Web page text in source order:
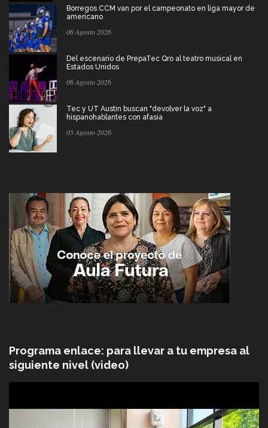
Borregos CCM van por el campeonato en liga mayor de
americano
06 Agosto 2026
Del escenario de PrepaTec Qro al teatro musical en
Estados Unidos
06 Agosto 2026
Tec y UT Austin buscan "devolver la voz" a
hispanohablantes con afasia
05 Agosto 2026
Programa enlace: para llevar a tu empresa al
siguiente nivel (video)